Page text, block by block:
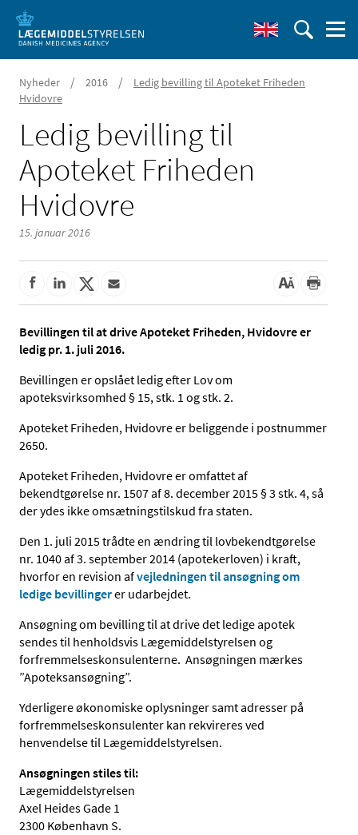
Nyheder / 2016 /
Ledig bevilling til Apoteket Friheden
Hvidovre
Ledig bevilling til
Apoteket Friheden
Hvidovre
15. januar 2016
Bevillingen til at drive Apoteket Friheden, Hvidovre er
ledig pr. 1. juli 2016.
Bevillingen er opslået ledig efter Lov om
apoteksvirksomhed § 15, stk. 1 og stk. 2.
Apoteket Friheden, Hvidovre er beliggende i postnummer
2650.
Apoteket Friheden, Hvidovre er omfattet af
bekendtgørelse nr. 1507 af 8. december 2015 § 3 stk. 4, så
der ydes ikke omsætningstilskud fra staten.
Den 1. juli 2015 trådte en ændring til lovbekendtgørelse
nr. 1040 af 3. september 2014 (apotekerloven) i kraft,
hvorfor en revision afvejledningen til ansøgning om
ledige bevillingerer udarbejdet.
Ansøgning om bevilling til at drive det ledige apotek
sendes til henholdsvis Lægemiddelstyrelsen og
forfremmelseskonsulenterne. Ansøgningen mærkes
”Apoteksansøgning”.
Yderligere økonomiske oplysninger samt adresser på
forfremmelseskonsulenter kan rekvireres ved
henvendelse til Lægemiddelstyrelsen.
Ansøgningen stiles til:
Lægemiddelstyrelsen
Axel Heides Gade 1
2300 København S.